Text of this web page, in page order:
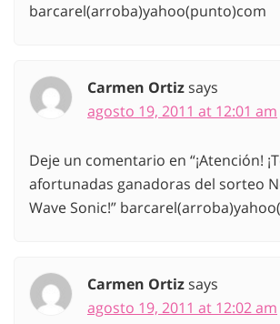
barcarel(arroba)yahoo(punto)com
Carmen Ortizsays
agosto 19, 2011 at 12:01 am
Deje un comentario en “¡Atención!
afortunadas ganadoras del sorteo
Wave Sonic!”
Carmen Ortizsays
agosto 19, 2011 at 12:02 am